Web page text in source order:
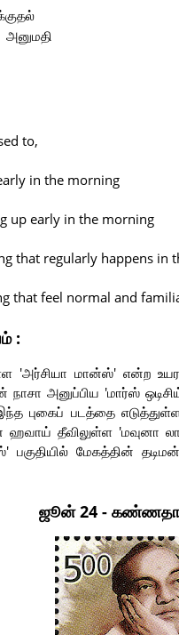
to,
in the morning
up early in the morning
that regularly happens in
that feel normal and
:
'அர்சியா மான்ஸ்' என்ற
நாசா அனுப்பிய 'மார்ஸ்
புகைப் படத்தை
ஹவாய் தீவிலுள்ள 'மவுனா
பகுதியில் மேகத்தின்
ஜூன் 24 -